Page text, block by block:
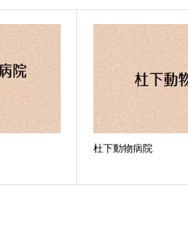
杜下動物病院